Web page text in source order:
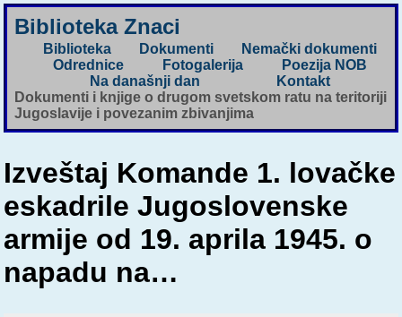
Biblioteka Znaci
Biblioteka Dokumenti
Nemački dokumenti
Odrednice
Fotogalerija
Poezija NOB
Na današnji dan
Kontakt
Dokumenti i knjige o drugom svetskom ratu na teritoriji
Jugoslavije i povezanim zbivanjima
Izveštaj Komande 1. lovačke
eskadrile Jugoslovenske
armije od 19. aprila 1945. o
napadu na…